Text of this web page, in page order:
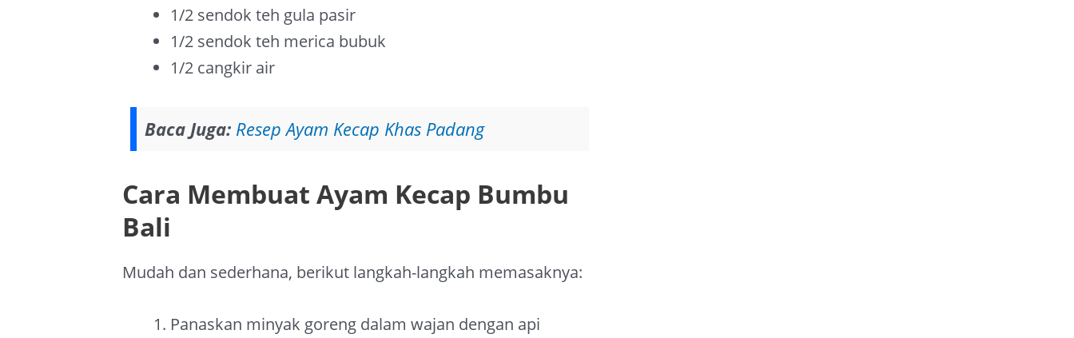
1/2 sendok teh gula pasir
1/2 sendok teh merica bubuk
1/2 cangkir air
Baca Juga: Resep Ayam Kecap Khas Padang
Cara Membuat Ayam Kecap Bumbu
Bali
Mudah dan sederhana, berikut langkah-langkah memasaknya:
Panaskan minyak goreng dalam wajan dengan api